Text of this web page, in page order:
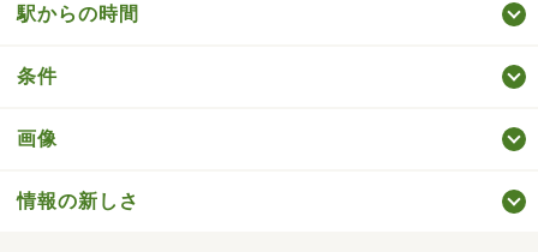
駅からの時間
条件
画像
情報の新しさ